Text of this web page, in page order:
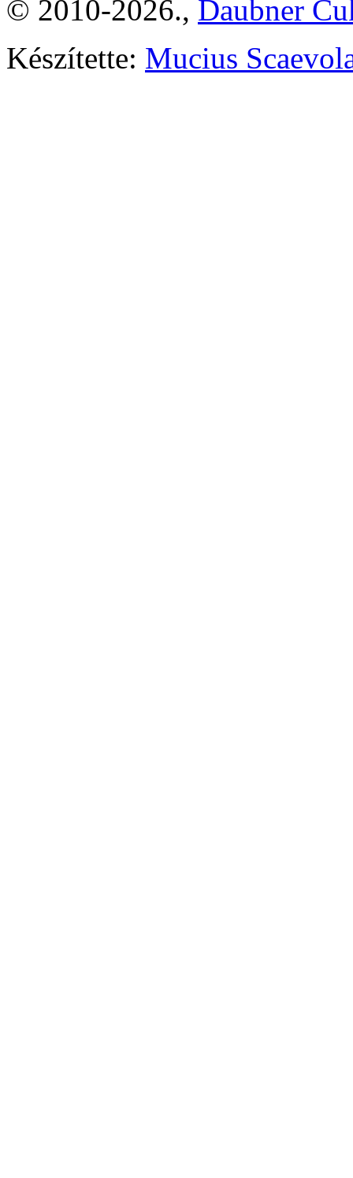
© 2010-2026., Daubner
Készítette: Mucius